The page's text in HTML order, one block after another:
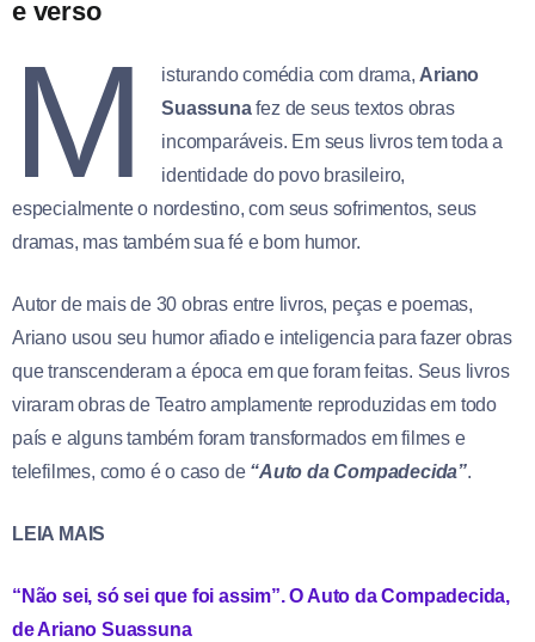
e verso
M isturando comédia com drama,Ariano
Suassunafez de seus textos obras
incomparáveis. Em seus livros tem toda a
identidade do povo brasileiro,
especialmente o nordestino, com seus sofrimentos, seus
dramas, mas também sua fé e bom humor.
Autor de mais de 30 obras entre livros, peças e poemas,
Ariano usou seu humor afiado e inteligencia para fazer obras
que transcenderam a época em que foram feitas. Seus livros
viraram obras de Teatro amplamente reproduzidas em todo
país e alguns também foram transformados em filmes e
telefilmes, como é o caso de“Auto da Compadecida”.
LEIA MAIS
“Não sei, só sei que foi assim”. O Auto da Compadecida,
de Ariano Suassuna